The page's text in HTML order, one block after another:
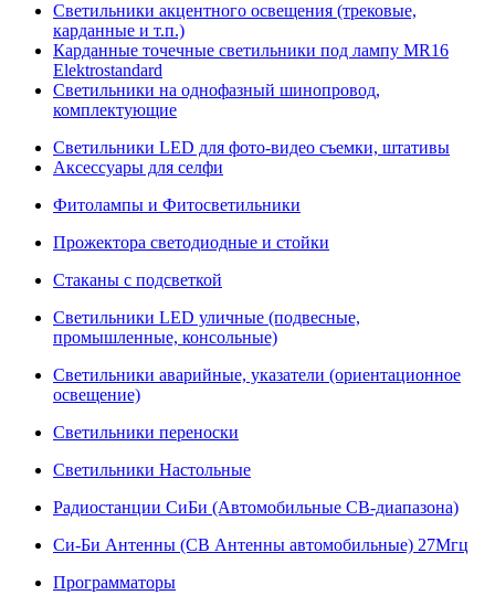
Светильники акцентного освещения (трековые,
карданные и т.п.)
Карданные точечные светильники под лампу MR16
Elektrostandard
Светильники на однофазный шинопровод,
комплектующие
Светильники LED для фото-видео съемки, штативы
Аксессуары для селфи
Фитолампы и Фитосветильники
Прожектора светодиодные и стойки
Стаканы с подсветкой
Светильники LED уличные (подвесные,
промышленные, консольные)
Светильники аварийные, указатели (ориентационное
освещение)
Светильники переноски
Светильники Настольные
Радиостанции СиБи (Автомобильные СВ-диапазона)
Си-Би Антенны (СВ Антенны автомобильные) 27Мгц
Программаторы